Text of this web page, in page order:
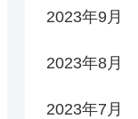
2023年9月
2023年8月
2023年7月